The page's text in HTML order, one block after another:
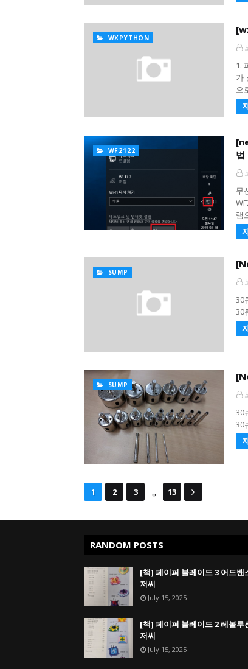
WXPYTHON
1.
가
으
WF2122
법
무
램
SUMP
30
30
SUMP
30
30
1 2 3 ... 13
RANDOM POSTS
[책] 페이퍼 블레이드 3 어드밴
저씨
July 15, 2025
[책] 페이퍼 블레이드 2 레볼루
저씨
July 15, 2025